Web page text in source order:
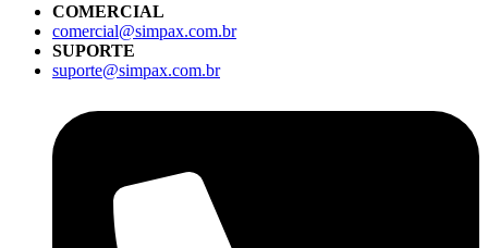
COMERCIAL
comercial@simpax.com.br
SUPORTE
suporte@simpax.com.br